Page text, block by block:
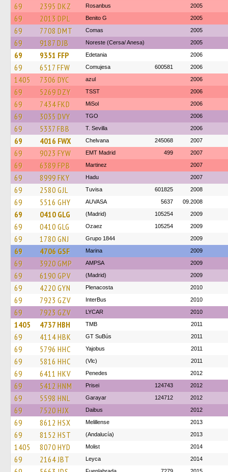
69 2395 DKZ Rosanbus 2005
69 2013 DPL Benito G 2005
69 7708 DMT Comas 2005
69 9187 DJB Noreste (Cersa/ Anesa) 2005
69 9351 FFP Edetania 2006
69 6517 FFW Comujesa 600581 2006
1405 7306 DYC azul 2006
69 5269 DZY TSST 2006
69 7434 FKD MiSol 2006
69 3035 DVY TGO 2006
69 5337 FBB T. Sevilla 2006
69 4016 FWX Chelvana 245068 2007
69 9023 FYW EMT Madrid 499 2007
69 6389 FPB Martinez 2007
69 8999 FKY Hadu 2007
69 2580 GJL Tuvisa 601825 2008
69 5516 GHY AUVASA 5637 09.2008
69 0410 GLG (Madrid) 105254 2009
69 0410 GLG Ozaez 105254 2009
69 1780 GNJ Grupo 1844 2009
69 4706 GSF Marina 2009
69 3920 GMP AMPSA 2009
69 6190 GPV (Madrid) 2009
69 4220 GYN Plenacosta 2010
69 7923 GZV InterBus 2010
69 7923 GZV LYCAR 2010
1405 4737 HBH TMB 2011
69 4114 HBK GT SuBús 2011
69 5796 HHC Yajobus 2011
69 5816 HHC (Vlc) 2011
69 6411 HKV Penedes 2012
69 5412 HNM Prisei 124743 2012
69 5598 HNL Garayar 124712 2012
69 7520 HJX Daibus 2012
69 8612 HSX Melillense 2013
69 8152 HST (Andalucía) 2013
1405 8070 HYD Molist 2014
69 2164 JBT Leyca 2014